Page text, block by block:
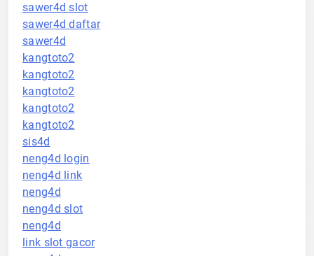
sawer4d slot
sawer4d daftar
sawer4d
kangtoto2
kangtoto2
kangtoto2
kangtoto2
kangtoto2
sis4d
neng4d login
neng4d link
neng4d
neng4d slot
neng4d
link slot gacor